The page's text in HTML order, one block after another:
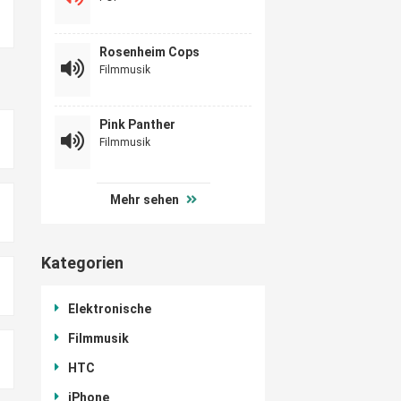
Rosenheim Cops
Filmmusik
Pink Panther
Filmmusik
Mehr sehen
Kategorien
Elektronische
Filmmusik
HTC
iPhone